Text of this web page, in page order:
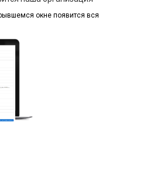
окне появится вся